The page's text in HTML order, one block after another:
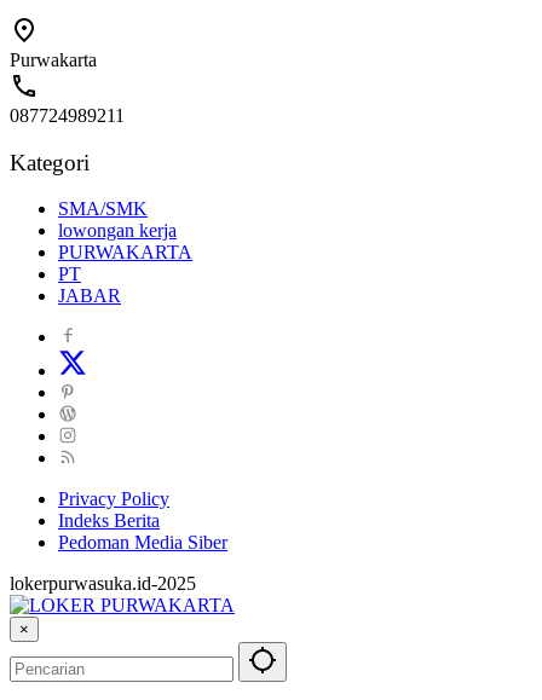
Purwakarta
087724989211
Kategori
SMA/SMK
lowongan kerja
PURWAKARTA
PT
JABAR
Privacy Policy
Indeks Berita
Pedoman Media Siber
lokerpurwasuka.id-2025
×